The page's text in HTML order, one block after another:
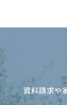
資料請求や